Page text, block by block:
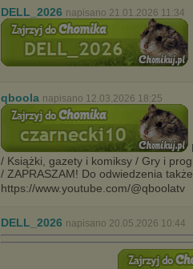
DELL_2026 napisano 21.01.2026 11:34
qboola napisano 12.03.2026 18:25
/ Książki, gazety i komiksy / Gry i
/ ZAPRASZAM! Do odwiedzenia
https://www.youtube.com/@qboolatv
DELL_2026 napisano 20.05.2026 10:44